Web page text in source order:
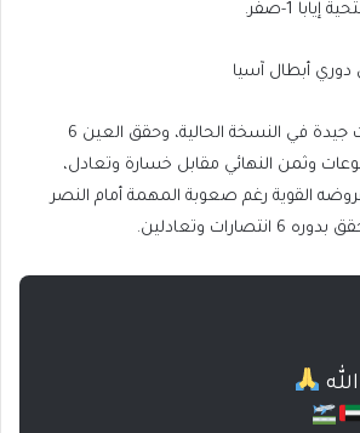
دوري أبطال آسيا
وقدم الفريقان مستويات جيدة في النسخة الحالية، وحقق العين 6
وثمن النهائي مقابل خسارة وتعادل،
القوية رغم صعوبة المهمة أمام النصر
وتعادلين.